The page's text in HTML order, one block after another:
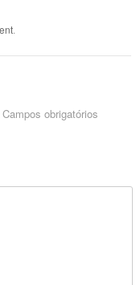
Campos obrigatórios